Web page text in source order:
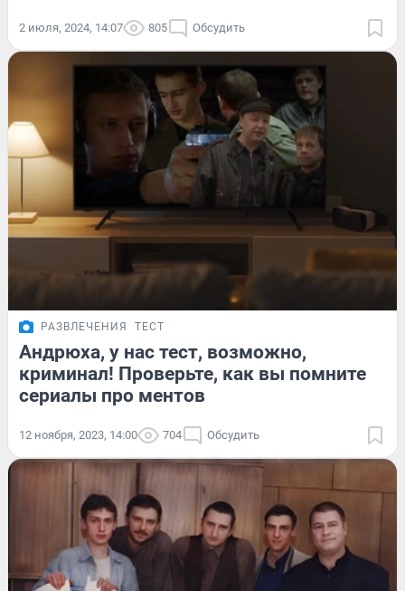
2 июля, 2024, 14:07 805 Обсудить
РАЗВЛЕЧЕНИЯ ТЕСТ
Андрюха, у нас тест, возможно,
криминал! Проверьте, как вы помните
сериалы про ментов
12 ноября, 2023, 14:00 704 Обсудить